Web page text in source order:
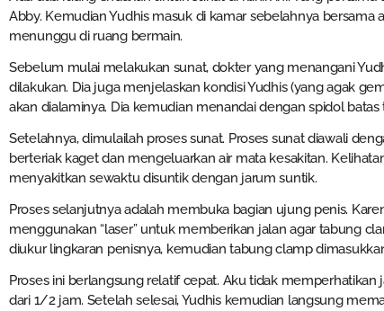
Abby. Kemudian Yudhis masuk di kamar sebelahnya bersama
menunggu di ruang bermain.
Sebelum mulai melakukan sunat, dokter yang menangani
dilakukan. Dia juga menjelaskan kondisi Yudhis (yang agak
akan dialaminya. Dia kemudian menandai dengan spidol
Setelahnya, dimulailah proses sunat. Proses sunat diawali
berteriak kaget dan mengeluarkan air mata kesakitan.
menyakitkan sewaktu disuntik dengan jarum suntik.
Proses selanjutnya adalah membuka bagian ujung penis.
menggunakan “laser” untuk memberikan jalan agar tabung
diukur lingkaran penisnya, kemudian tabung clamp
Proses ini berlangsung relatif cepat. Aku tidak
dari 1/2 jam. Setelah selesai, Yudhis kemudian langsung